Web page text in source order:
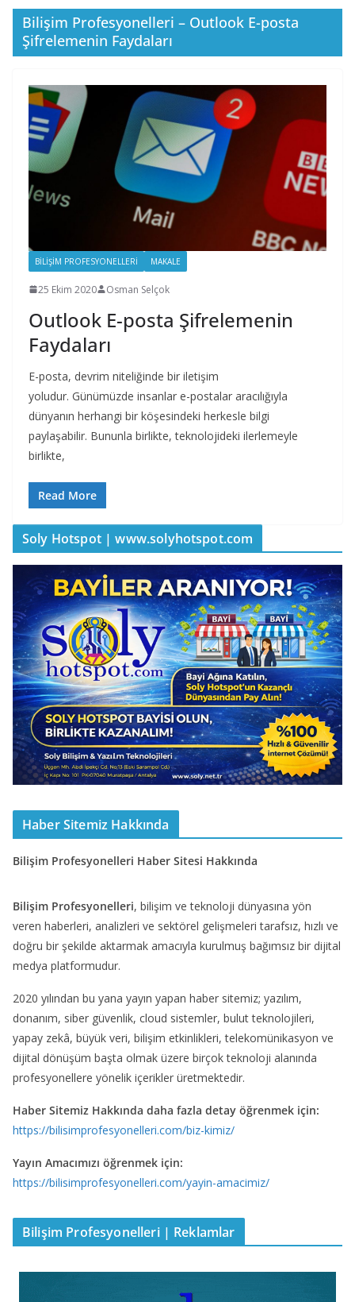
Bilişim Profesyonelleri – Outlook E-posta
Şifrelemenin Faydaları
BILIŞIM PROFESYONELLERI MAKALE
25 Ekim 2020 Osman Selçok
Outlook E-posta Şifrelemenin
Faydaları
E-posta, devrim niteliğinde bir iletişim
yoludur. Günümüzde insanlar e-postalar aracılığıyla
dünyanın herhangi bir köşesindeki herkesle bilgi
paylaşabilir. Bununla birlikte, teknolojideki ilerlemeyle
birlikte,
Read More
Soly Hotspot | www.solyhotspot.com
Haber Sitemiz Hakkında
Bilişim Profesyonelleri Haber Sitesi Hakkında
Bilişim Profesyonelleri, bilişim ve teknoloji dünyasına yön
veren haberleri, analizleri ve sektörel gelişmeleri tarafsız, hızlı ve
doğru bir şekilde aktarmak amacıyla kurulmuş bağımsız bir dijital
medya platformudur.
2020 yılından bu yana yayın yapan haber sitemiz; yazılım,
donanım, siber güvenlik, cloud sistemler, bulut teknolojileri,
yapay zekâ, büyük veri, bilişim etkinlikleri, telekomünikasyon ve
dijital dönüşüm başta olmak üzere birçok teknoloji alanında
profesyonellere yönelik içerikler üretmektedir.
Haber Sitemiz Hakkında daha fazla detay öğrenmek için:
https://bilisimprofesyonelleri.com/biz-kimiz/
Yayın Amacımızı öğrenmek için:
https://bilisimprofesyonelleri.com/yayin-amacimiz/
Bilişim Profesyonelleri | Reklamlar